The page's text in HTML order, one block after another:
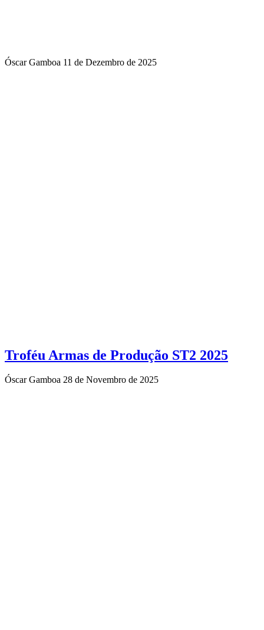
Óscar Gamboa 11 de Dezembro de 2025
Troféu Armas de Produção ST2 2025
Óscar Gamboa 28 de Novembro de 2025